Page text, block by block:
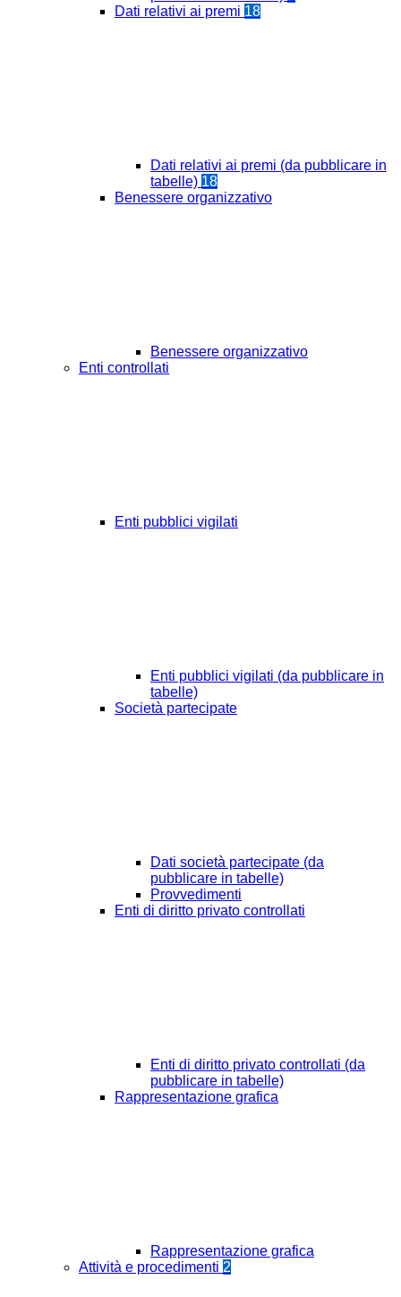
Dati relativi ai premi 18
Dati relativi ai premi (da pubblicare in
tabelle) 18
Benessere organizzativo
Benessere organizzativo
Enti controllati
Enti pubblici vigilati
Enti pubblici vigilati (da pubblicare in
tabelle)
Società partecipate
Dati società partecipate (da
pubblicare in tabelle)
Provvedimenti
Enti di diritto privato controllati
Enti di diritto privato controllati (da
pubblicare in tabelle)
Rappresentazione grafica
Rappresentazione grafica
Attività e procedimenti 2